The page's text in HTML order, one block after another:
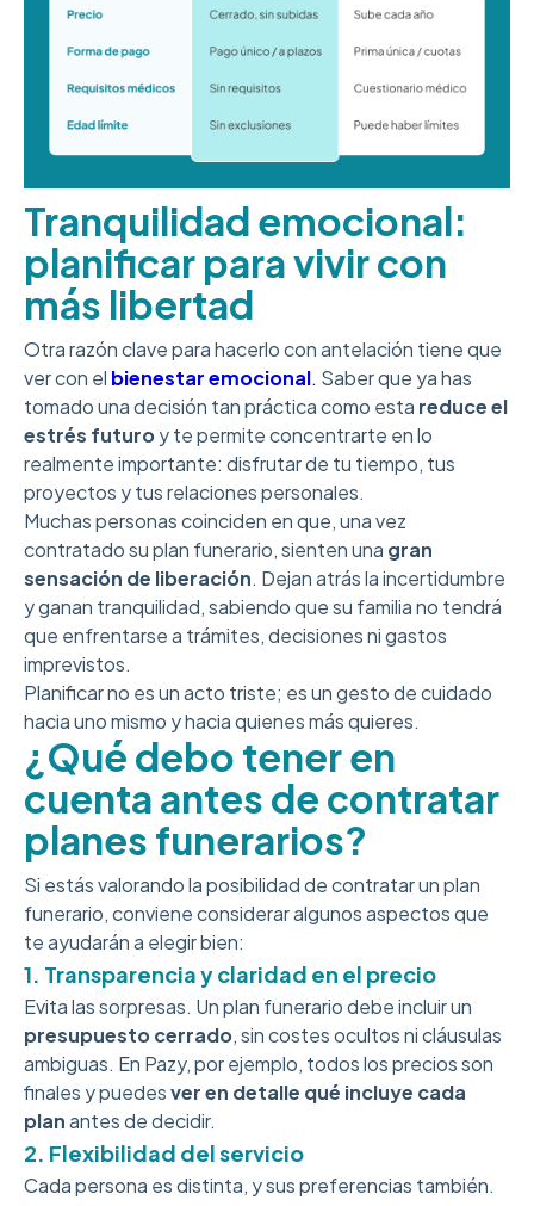
Tranquilidad emocional:
planificar para vivir con
más libertad
Otra razón clave para hacerlo con antelación tiene que
ver con el bienestar emocional. Saber que ya has
tomado una decisión tan práctica como esta reduce el
estrés futuroy te permite concentrarte en lo
realmente importante: disfrutar de tu tiempo, tus
proyectos y tus relaciones personales.
Muchas personas coinciden en que, una vez
contratado su plan funerario, sienten una gran
sensación de liberación. Dejan atrás la incertidumbre
y ganan tranquilidad, sabiendo que su familia no tendrá
que enfrentarse a trámites, decisiones ni gastos
imprevistos.
Planificar no es un acto triste; es un gesto de cuidado
hacia uno mismo y hacia quienes más quieres.
¿Qué debo tener en
cuenta antes de contratar
planes funerarios?
Si estás valorando la posibilidad de contratar un plan
funerario, conviene considerar algunos aspectos que
te ayudarán a elegir bien:
1. Transparencia y claridad en el precio
Evita las sorpresas. Un plan funerario debe incluir un
presupuesto cerrado, sin costes ocultos ni cláusulas
ambiguas. En Pazy, por ejemplo, todos los precios son
finales y puedesver en detalle qué incluye cada
planantes de decidir.
2. Flexibilidad del servicio
Cada persona es distinta, y sus preferencias también.